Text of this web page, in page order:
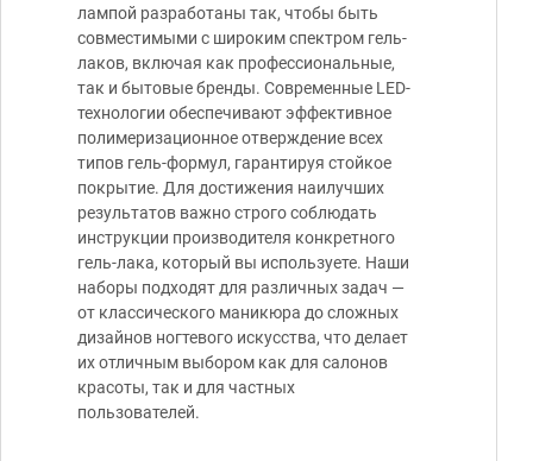
лампой разработаны так, чтобы быть
совместимыми с широким спектром гель-
лаков, включая как профессиональные,
так и бытовые бренды. Современные LED-
технологии обеспечивают эффективное
полимеризационное отверждение всех
типов гель-формул, гарантируя стойкое
покрытие. Для достижения наилучших
результатов важно строго соблюдать
инструкции производителя конкретного
гель-лака, который вы используете. Наши
наборы подходят для различных задач —
от классического маникюра до сложных
дизайнов ногтевого искусства, что делает
их отличным выбором как для салонов
красоты, так и для частных
пользователей.